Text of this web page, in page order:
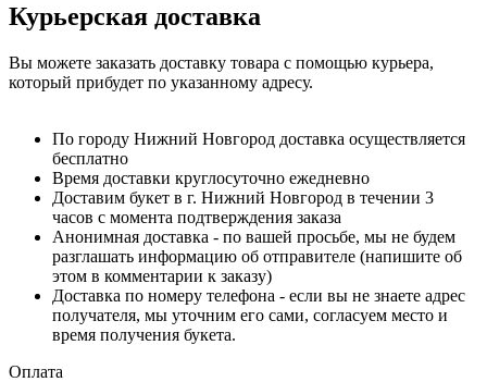
Курьерская доставка
Вы можете заказать доставку товара с помощью курьера,
который прибудет по указанному адресу.
По городу Нижний Новгород доставка осуществляется
бесплатно
Время доставки круглосуточно ежедневно
Доставим букет в г. Нижний Новгород в течении 3
часов с момента подтверждения заказа
Анонимная доставка - по вашей просьбе, мы не будем
разглашать информацию об отправителе (напишите об
этом в комментарии к заказу)
Доставка по номеру телефона - если вы не знаете адрес
получателя, мы уточним его сами, согласуем место и
время получения букета.
Оплата